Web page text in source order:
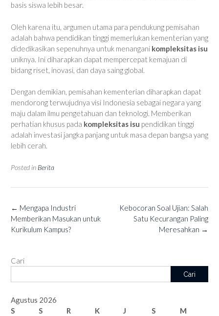
basis siswa lebih besar.
Oleh karena itu, argumen utama para pendukung pemisahan
adalah bahwa pendidikan tinggi memerlukan kementerian yang
didedikasikan sepenuhnya untuk menangani kompleksitas isu
uniknya. Ini diharapkan dapat mempercepat kemajuan di
bidang riset, inovasi, dan daya saing global.
Dengan demikian, pemisahan kementerian diharapkan dapat
mendorong terwujudnya visi Indonesia sebagai negara yang
maju dalam ilmu pengetahuan dan teknologi. Memberikan
perhatian khusus pada kompleksitas isu pendidikan tinggi
adalah investasi jangka panjang untuk masa depan bangsa yang
lebih cerah.
Posted in Berita
Post
navigation
Kebocoran Soal Ujian: Salah
Satu Kecurangan Paling
Meresahkan →
← Mengapa Industri
Memberikan Masukan untuk
Kurikulum Kampus?
Cari
Cari
Agustus 2026
S
S R K J S
M